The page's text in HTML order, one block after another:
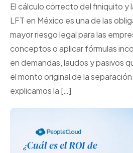
El cálculo correcto del finiquito y
LFT en México es una de las
mayor riesgo legal para las
conceptos o aplicar fórmulas
en demandas, laudos y pasivos
el monto original de la
explicamos la […]